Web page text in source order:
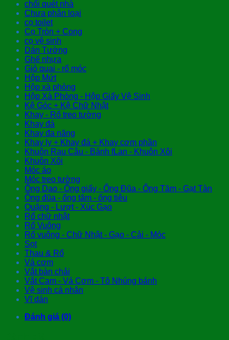
chổi quét nhà
Chưa phân loại
cọ toilet
Cọ Tròn + Cong
cọ vệ sinh
Dán Tường
Ghế nhựa
Giỏ quai - rổ móc
Hộp Mứt
Hộp xà phòng
Hộp Xà Phòng - Hộp Giấy Vệ Sinh
Kệ Góc + Kệ Chữ Nhật
Khay - Rổ treo tường
Khay đá
Khay đa năng
Khay ly + Khay đá + Khay cơm phần
Khuôn Rau Câu - Bánh fLan - Khuôn Xôi
Khuôn Xôi
Móc áo
Móc treo tường
Ống Dao - Ống giấy - Ống Đũa - Ống Tăm - Gạt Tàn
Ống đũa - ống tăm - ống tiêu
Quặng - Lượt - Xúc Gạo
Rổ chữ nhật
Rổ Vuông
Rổ vuông - Chữ Nhật - Gạo - Cải - Móc
Sọt
Thau & Rổ
Vá cơm
Vắt bàn chải
Vắt Cam - Vá Cơm - Tô Nhúng bánh
Vệ sinh cá nhân
Vĩ dán
Đánh giá (0)